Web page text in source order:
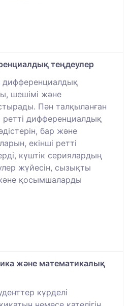
теңдеулер
дифференциалдық
шешімі және
Пән талқыланған
ретті дифференциалдық
бар және
екінші ретті
күштік сериялардың
жүйесін, сызықты
қосымшаларды
және математикалық
күрделі